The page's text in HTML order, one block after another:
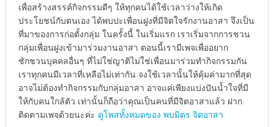
เพื่อสร้างสรรค์กิจกรรมดีๆ ให้ทุกคนได้ใช้เวลาว่างให้เกิด
ประโยชน์กับตนเอง ได้พบปะเพื่อนฝูงที่มีจิตใจรักงานอาสา จึงเป็น
ที่มาของการก่อตั้งกลุ่ม ในครั้งนี้ ในเริ่มแรก เราเริ่มจากการชวน
กลุ่มเพื่อนฝูงเข้ามาร่วมงานอาสา ตอนนี้เรามีเพจเพื่ออยาก
ชักชวนบุคคลอื่นๆ ที่ไม่ใช่ญาติไม่ใช่เพื่อนมาร่วมทำกิจกรรมกัน
เราทุกคนมีเวลาที่เหลือไม่เท่ากัน จงใช้เวลานั้นให้คุ้มค่ามากที่สุด
อาจไม่ต้องทำกิจกรรมกับกลุ่มอาสา อาจแค่เพียงแบ่งปันน้ำใจที่มี
ให้กับคนใกล้ตัว เท่านั้นก็ถือว่าคุณเป็นคนที่มีจิตอาสาแล้ว ฝาก
ติดตามเพจด้วยนะค่ะ ดูโพสทั้งหมดของ พบมิตร จิตอาสา